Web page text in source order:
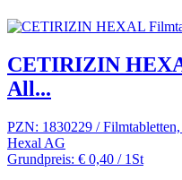
CETIRIZIN
All...
PZN: 1830229 /
Hexal AG
Grundpreis: € 0,40 / 1St